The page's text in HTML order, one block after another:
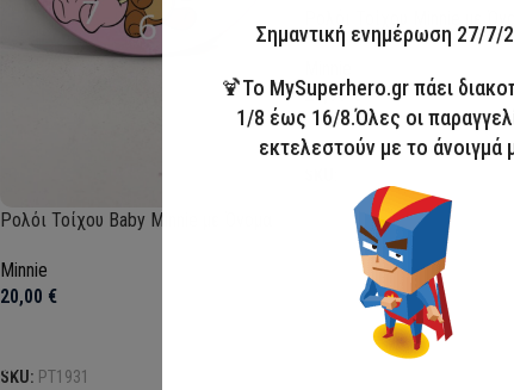
Ρολόι Τοίχου Baby Minnie με Όνομα
Minnie
20,00 €
SKU: PT1931
20,00€
Προσθήκη στο καλάθι
Σημαντική ενημέρωση 27/7/
🍹Το MySuperhero.gr πάει
1/8 έως 16/8.Όλες οι
εκτελεστούν με το άνοιγμά